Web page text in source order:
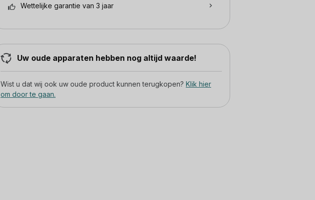
Wettelijke garantie van 3 jaar
Uw oude apparaten hebben nog altijd waarde!
Wist u dat wij ook uw oude product kunnen terugkopen? Klik hier
om door te gaan.